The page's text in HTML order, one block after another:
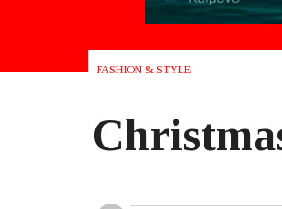
FASHION & STYLE